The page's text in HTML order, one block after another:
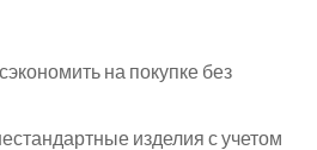
на покупке без
изделия с учетом